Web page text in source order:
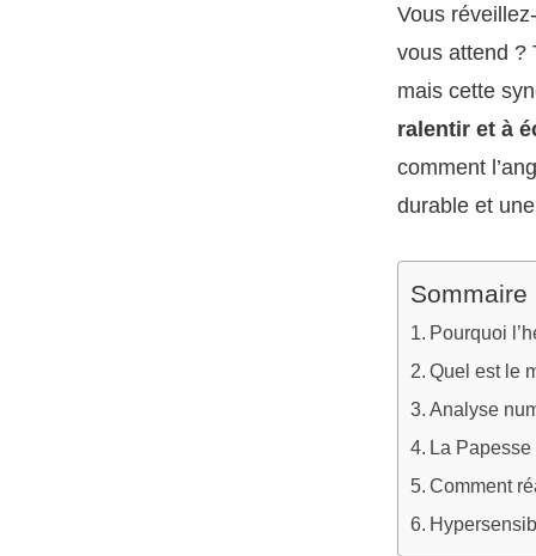
Vous
vous attend ?
mais cette
ralentir et à
comment
durable et
Sommaire
Pourquoi
Quel est le
Analyse
La
Comment